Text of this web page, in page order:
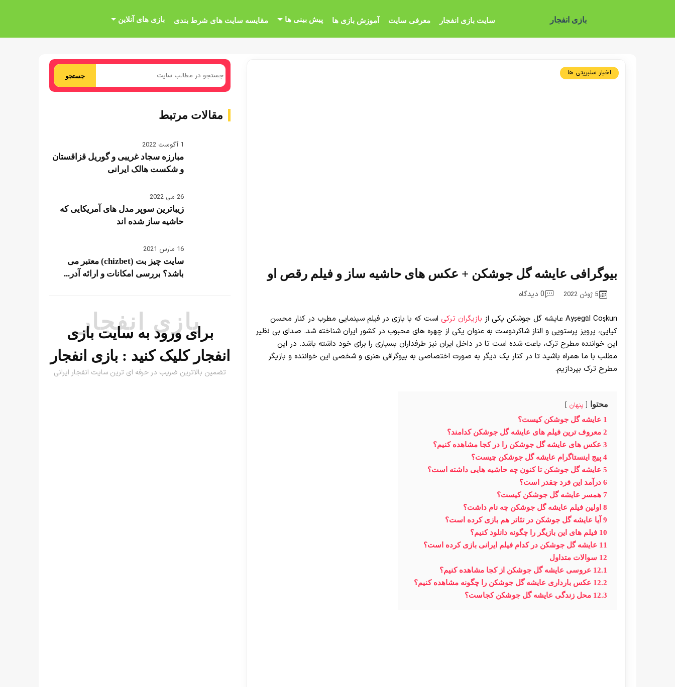
بازی انفجار سایت بازی انفجار معرفی سایت آموزش بازی ها پیش بینی ها مقایسه سایت های شرط بندی بازی های آنلاین
اخبار سلبریتی ها
بیوگرافی عایشه گل جوشکن + عکس های حاشیه ساز و فیلم رقص او
5 ژوئن 2022 0 دیدگاه
Ayşegül Coşkun عایشه گل جوشکن یکی از بازیگران ترکی است که با بازی در فیلم سینمایی مطرب در کنار محسن
کیایی، پرویز پرستویی و الناز شاکردوست به عنوان یکی از چهره های محبوب در کشور ایران شناخته شد. صدای بی نظیر
این خواننده مطرح ترک، باعث شده است تا در داخل ایران نیز طرفداران بسیاری را برای خود داشته باشد. در این
مطلب با ما همراه باشید تا در کنار یک دیگر به صورت اختصاصی به بیوگرافی هنری و شخصی این خواننده و بازیگر
مطرح ترک بپردازیم.
محتوا پنهان
1 عایشه گل جوشکن کیست؟
2 معروف ترین فیلم های عایشه گل جوشکن کدامند؟
3 عکس های عایشه گل جوشکن را در کجا مشاهده کنیم؟
4 پیج اینستاگرام عایشه گل جوشکن چیست؟
5 عایشه گل جوشکن تا کنون چه حاشیه هایی داشته است؟
6 درآمد این فرد چقدر است؟
7 همسر عایشه گل جوشکن کیست؟
8 اولین فیلم عایشه گل جوشکن چه نام داشت؟
9 آیا عایشه گل جوشکن در تئاتر هم بازی کرده است؟
10 فیلم های این بازیگر را چگونه دانلود کنیم؟
11 عایشه گل جوشکن در کدام فیلم ایرانی بازی کرده است؟
12 سوالات متداول
12.1 عروسی عایشه گل جوشکن از کجا مشاهده کنیم؟
12.2 عکس بارداری عایشه گل جوشکن را چگونه مشاهده کنیم؟
12.3 محل زندگی عایشه گل جوشکن کجاست؟
جستجو
مقالات مرتبط
1 آگوست 2022
مبارزه سجاد غریبی و گوریل قزاقستان
و شکست هالک ایرانی
26 می 2022
زیباترین سوپر مدل های آمریکایی که
حاشیه ساز شده اند
16 مارس 2021
سایت چیز بت (chizbet) معتبر می
باشد؟ بررسی امکانات و ارائه آدر...
بازی انفجار
برای ورود به سایت بازی
انفجار کلیک کنید : بازی انفجار
تضمین بالاترین ضریب در حرفه ای ترین سایت انفجار ایرانی